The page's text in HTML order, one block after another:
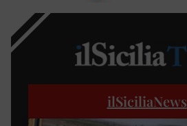
ilSiciliaNews